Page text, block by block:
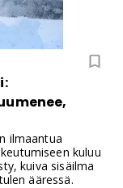
ilmaantua
kuluu
kuiva sisäilma
ääressä.